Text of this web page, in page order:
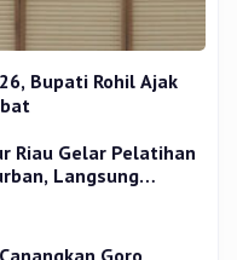
Bupati Rohil Ajak
Riau Gelar Pelatihan
Langsung
Goro